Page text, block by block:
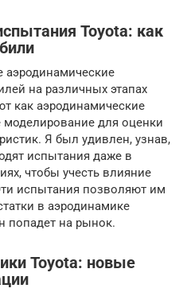
Toyota: как
на различных этапах
как аэродинамические
моделирование для оценки
Я был удивлен, узнав,
испытания даже в
чтобы учесть влияние
испытания позволяют им
в аэродинамике
попадет на рынок.
Toyota: новые